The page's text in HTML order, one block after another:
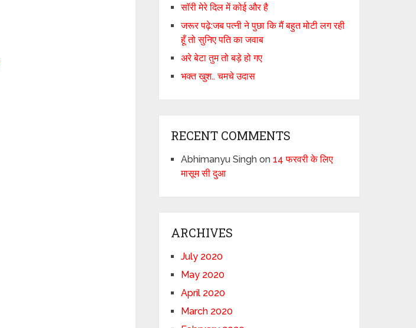
सॉरी मेरे दिल में कोई और है
जरूर पढ़े:जब पत्नी ने पुछा कि मैं बहुत मोटी लग रही
हूँ तो सुनिए पति का जवाब
अरे बेटा तुम तो बड़े हो गए
भक्त खुश.. चमचे उदास
RECENT COMMENTS
Abhimanyu Singh on14 फरवरी के लिए
मासूम सी दुआ
ARCHIVES
July 2020
May 2020
April 2020
March 2020